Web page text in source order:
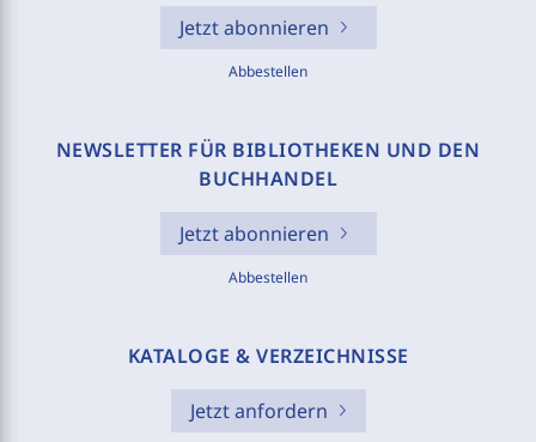
Jetzt abonnieren
Abbestellen
NEWSLETTER FÜR BIBLIOTHEKEN UND DEN
BUCHHANDEL
Jetzt abonnieren
Abbestellen
KATALOGE & VERZEICHNISSE
Jetzt anfordern